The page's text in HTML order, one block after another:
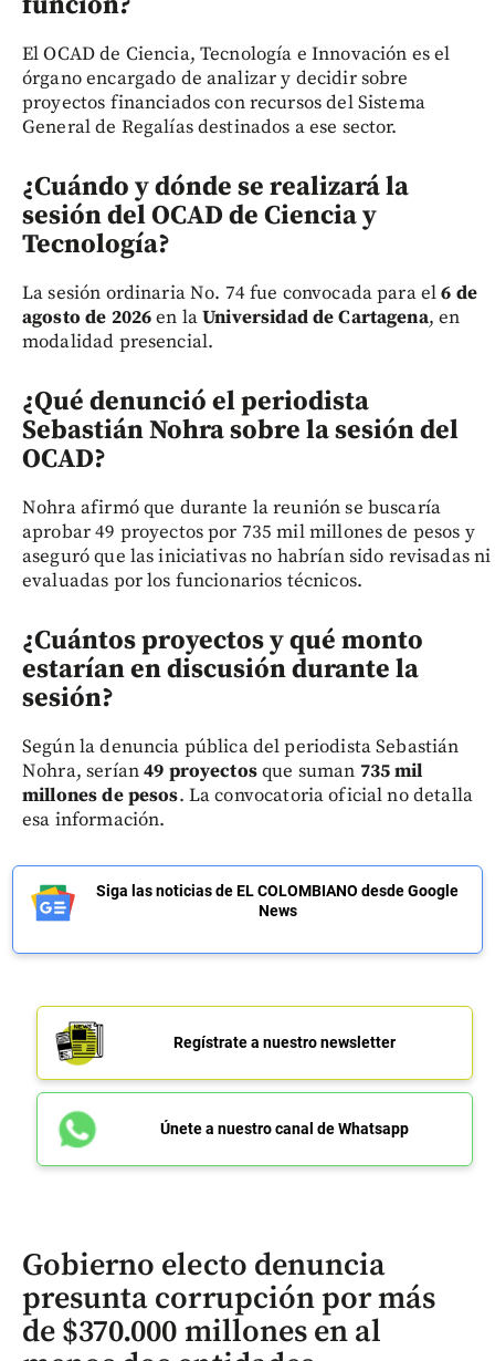
El OCAD de Ciencia, Tecnología e Innovación es el
órgano encargado de analizar y decidir sobre
proyectos financiados con recursos del Sistema
General de Regalías destinados a ese sector.
¿Cuándo y dónde se realizará la
sesión del OCAD de Ciencia y
Tecnología?
La sesión ordinaria No. 74 fue convocada para el6 de
agosto de 2026en laUniversidad de Cartagena, en
modalidad presencial.
¿Qué denunció el periodista
Sebastián Nohra sobre la sesión del
OCAD?
Nohra afirmó que durante la reunión se buscaría
aprobar 49 proyectos por 735 mil millones de pesos y
aseguró que las iniciativas no habrían sido revisadas ni
evaluadas por los funcionarios técnicos.
¿Cuántos proyectos y qué monto
estarían en discusión durante la
sesión?
Según la denuncia pública del periodista Sebastián
Nohra, serían49 proyectosque suman 735 mil
millones de pesos. La convocatoria oficial no detalla
esa información.
Siga las noticias de EL COLOMBIANO desde Google
News
Regístrate a nuestro newsletter
Únete a nuestro canal de Whatsapp
Gobierno electo denuncia
presunta corrupción por más
de $370.000 millones en al